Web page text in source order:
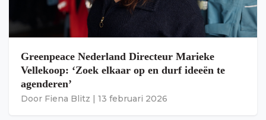
Greenpeace Nederland Directeur Marieke
Vellekoop: ‘Zoek elkaar op en durf ideeën te
agenderen’
Door Fiena Blitz | 13 februari 2026